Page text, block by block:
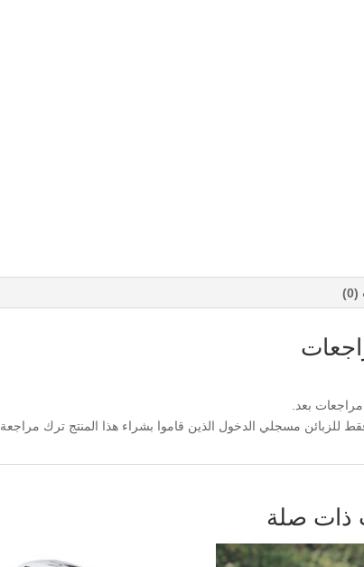
مراجعات بعد.
للزبائن مسجلي الدخول الذين قاموا بشراء هذا المنتج ترك مراجعة.
ذات صلة